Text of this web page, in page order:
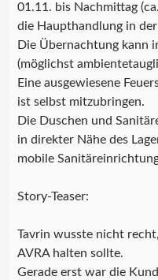
01.11. bis Nachmittag
die Haupthandlung in
Die Übernachtung kann
(möglichst
Eine ausgewiesene
ist selbst mitzubringen.
Die Duschen und
in direkter Nähe des
mobile
Story-Teaser:
Tavrin wusste nicht
AVRA halten sollte.
Gerade erst war die